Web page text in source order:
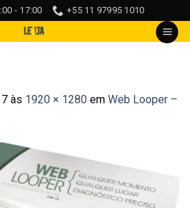
- 17:00 +55 11 97995 1010
às 1920 × 1280 em Web Looper –